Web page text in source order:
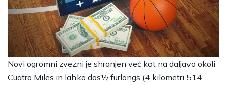
Novi ogromni zvezni je shranjen več kot na daljavo okoli
Cuatro Miles in lahko dos½ furlongs (4 kilometri 514